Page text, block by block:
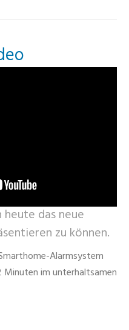
das neue
zu können.
Alarmsystem
im unterhaltsamen